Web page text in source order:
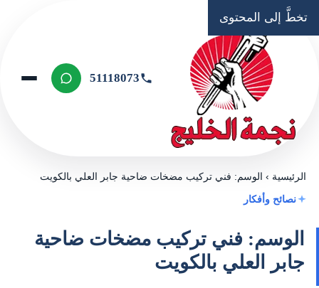
تخطَّ إلى المحتوى
51118073
الرئيسية ›الوسم: فني تركيب مضخات ضاحية جابر العلي بالكويت
نصائح وأفكار
الوسم: فني تركيب مضخات ضاحية
جابر العلي بالكويت